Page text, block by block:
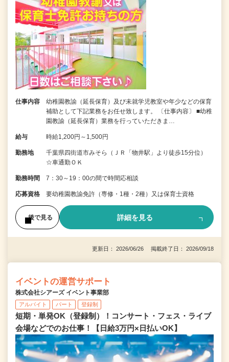
仕事内容
幼稚園教諭（延長保育）及び未就学児教室や年少などの保育
補助として下記業務をお任せ致します。 〔仕事内容〕 ■幼稚
園教諭（延長保育）業務を行っていただきま…
給与 時給1,200円～1,500円
勤務地
千葉県四街道市みそら（ＪＲ「物井駅」より徒歩15分位）
☆車通勤ＯＫ
勤務時間 7：30～19：00の間で時間応相談
応募資格 要幼稚園教諭免許（専修・1種・2種）又は保育士資格
後で見る 詳細を見る
更新日： 2026/06/26 掲載終了日： 2026/09/18
イベントの運営サポート
株式会社シアーズ イベント事業部
アルバイト パート 登録制
短期・単発OK（登録制）！コンサート・フェス・ライブ
会場などでのお仕事！【日給3万円×日払いOK】